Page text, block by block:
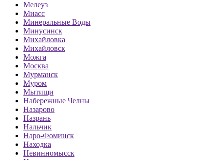
Мелеуз
Миасс
Минеральные Воды
Минусинск
Михайловка
Михайловск
Можга
Москва
Мурманск
Муром
Мытищи
Набережные Челны
Назарово
Назрань
Нальчик
Наро-Фоминск
Находка
Невинномысск